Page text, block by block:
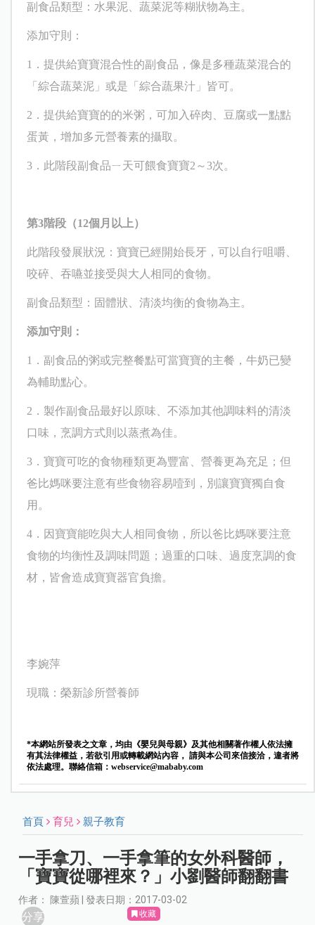
副食品類型：水果泥、蔬菜泥等糊狀物為主。
添加守則：
1 ．提供給寶寶混合性的副食品，像是多種蔬菜混合的
「綜合蔬菜泥」或是「綜合蔬果汁」皆可。
2 ．提供給寶寶的的米粥，可加入碎肉、豆腐或一點點
蛋黃，增加多元營養素的攝取。
3．此階段副食品ㄧ天可餵食寶寶2 ～ 3次。
第3階段（12個月以上）
此階段發展狀況：寶寶已經開始長牙，可以自行咀嚼、
咬碎、吞嚥並接受與大人相同的食物。
副食品類型：固體狀、清淡均衡的食物為主。
添加守則：
1 ．副食品的粥或完整餐點可當寶寶的主餐，牛奶已變
為輔助點心。
2 ．製作副食品最好以原味、不添加其他調味料的清淡
口味，烹調方式則以蒸煮為佳。
3．寶寶可吃的食物種類更為豐富、營養更為充足；但
爸比媽咪要注意有些食物容易噎到，別讓寶寶獨自食
用。
4．因寶寶能吃與大人相同食物，所以爸比媽咪要注意
食物的均衡性及調味問題；過重的口味、過度烹調的食
材，皆會造成寶寶器官負擔。
李婉萍
現職：榮新診所營養師
*本網站所發表之文章，均由《嬰兒與母親》及其他相關著作權人依法擁
有其法律權益，若欲引用或轉載網站內容， 請與本公司來信接洽，違者將
依法處理。聯絡信箱： webservice@mababy.com
首頁 育兒 親子教育
一手拿刀、一手拿筆的女外科醫師，
「寶寶從哪裡來？」小劉醫師翻翻書
作者： 陳萱蘋 | 發表日期：2017-03-02
分享 收藏